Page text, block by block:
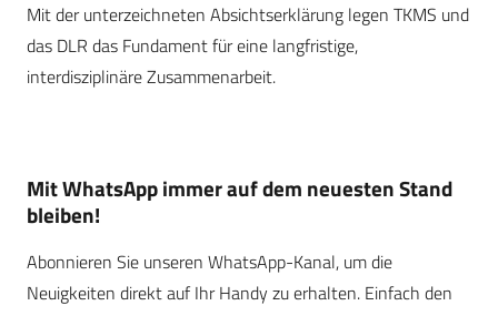
Mit der unterzeichneten Absichtserklärung legen TKMS und
das DLR das Fundament für eine langfristige,
interdisziplinäre Zusammenarbeit.
Mit WhatsApp immer auf dem neuesten Stand
bleiben!
Abonnieren Sie unseren WhatsApp-Kanal, um die
Neuigkeiten direkt auf Ihr Handy zu erhalten. Einfach den